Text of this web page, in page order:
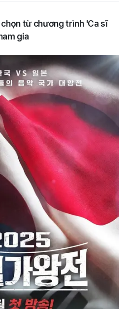
từ chương trình 'Ca sĩ
gia